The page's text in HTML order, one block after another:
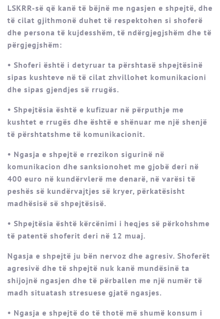
LSKRR-së që kanë të bëjnë me ngasjen e shpejtë, dhe
të cilat gjithmonë duhet të respektohen si shoferë
dhe persona të kujdesshëm, të ndërgjegjshëm dhe të
përgjegjshëm:
• Shoferi është i detyruar ta përshtasë shpejtësinë
sipas kushteve në të cilat zhvillohet komunikacioni
dhe sipas gjendjes së rrugës.
• Shpejtësia është e kufizuar në përputhje me
kushtet e rrugës dhe është e shënuar me një shenjë
të përshtatshme të komunikacionit.
• Ngasja e shpejtë e rrezikon sigurinë në
komunikacion dhe sanksionohet me gjobë deri në
400 euro në kundërvlerë me denarë, në varësi të
peshës së kundërvajtjes së kryer, përkatësisht
madhësisë së shpejtësisë.
• Shpejtësia është kërcënimi i heqjes së përkohshme
të patentë shoferit deri në 12 muaj.
Ngasja e shpejtë ju bën nervoz dhe agresiv. Shoferët
agresivë dhe të shpejtë nuk kanë mundësinë ta
shijojnë ngasjen dhe të përballen me një numër të
madh situatash stresuese gjatë ngasjes.
• Ngasja e shpejtë do të thotë më shumë konsum i